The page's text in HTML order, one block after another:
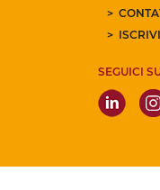
SEGUICI